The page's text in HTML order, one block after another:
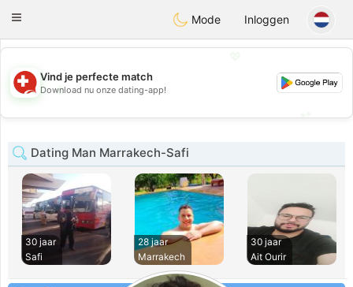
Suissi
Toggle
Mode Inloggen
💖
💕
Vind je perfecte match
Download nu onze dating-app!
Dating Man Marrakech-Safi
30 jaar
Safi
28 jaar
Marrakech
30 jaar
Ait Ourir